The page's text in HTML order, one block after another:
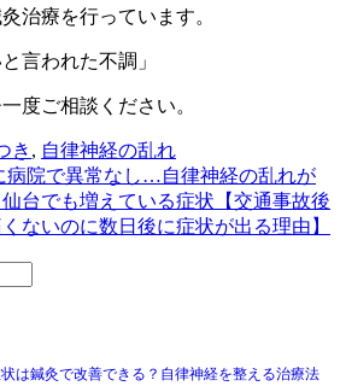
治療を行っています。
言われた不調」
度ご相談ください。
き , 自律神経の乱れ
病院で異常なし…自律神経の乱れが
台でも増えている症状 【交通事故後
ないのに数日後に症状が出る理由】
は鍼灸で改善できる？自律神経を整える治療法